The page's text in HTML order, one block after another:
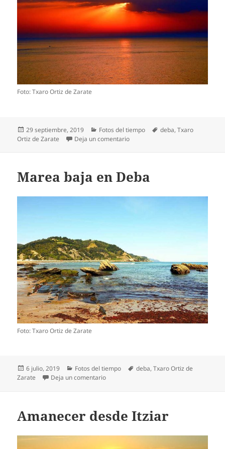
Foto: Txaro Ortiz de Zarate
Publicado
el
29 septiembre, 2019 Categorías
Fotos del tiempo Etiquetas
deba,Txaro
Ortiz de Zarate
Deja un comentarioen Amanecer desde Itziar (Deba)
Marea baja en Deba
Foto: Txaro Ortiz de Zarate
Publicado
el
6 julio, 2019 Categorías
Fotos del tiempo Etiquetas
deba,Txaro Ortiz de
Zarate
Deja un comentarioen Marea baja en Deba
Amanecer desde Itziar